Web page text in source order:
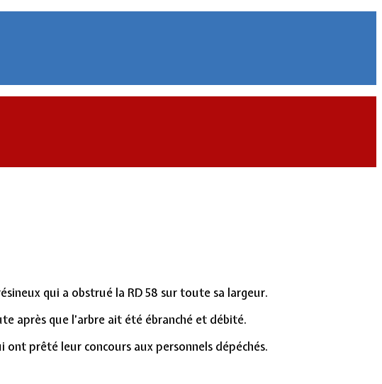
qui a obstrué la RD 58 sur toute sa largeur.
après que l’arbre ait été ébranché et débité.
prêté leur concours aux personnels dépéchés.